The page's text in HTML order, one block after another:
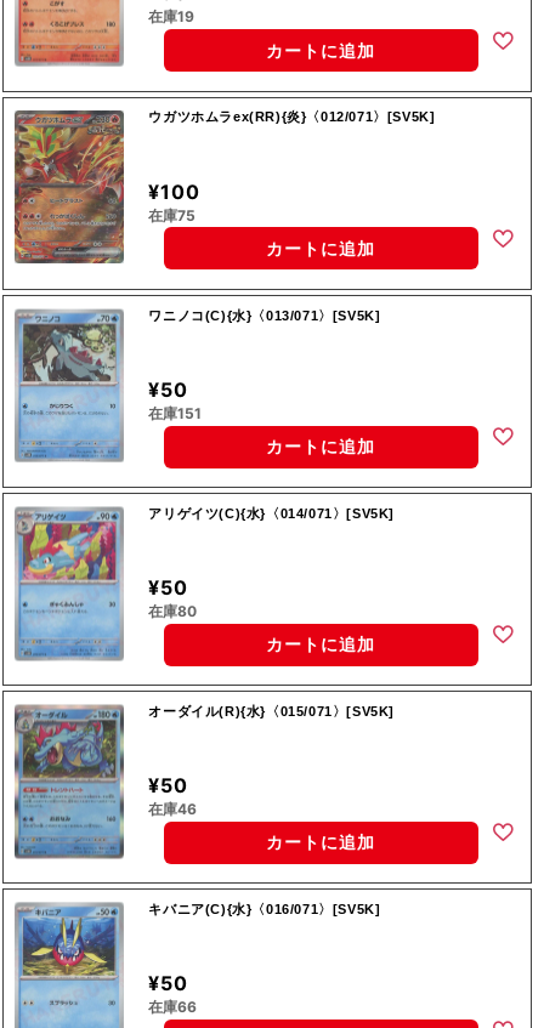
在庫19
カートに追加
ウガツホムラex(RR){炎}〈012/071〉[SV5K]
¥100
在庫75
カートに追加
ワニノコ(C){水}〈013/071〉[SV5K]
¥50
在庫151
カートに追加
アリゲイツ(C){水}〈014/071〉[SV5K]
¥50
在庫80
カートに追加
オーダイル(R){水}〈015/071〉[SV5K]
¥50
在庫46
カートに追加
キバニア(C){水}〈016/071〉[SV5K]
¥50
在庫66